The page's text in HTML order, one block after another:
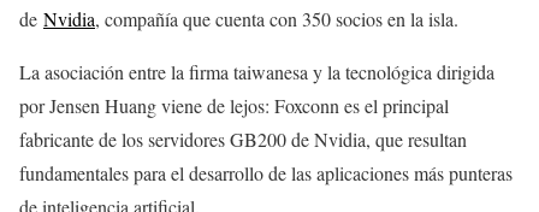
de Nvidia, compañía que cuenta con 350 socios en la isla.
La asociación entre la firma taiwanesa y la tecnológica dirigida
por Jensen Huang viene de lejos: Foxconn es el principal
fabricante de los servidores GB200 de Nvidia, que resultan
fundamentales para el desarrollo de las aplicaciones más punteras
de inteligencia artificial.